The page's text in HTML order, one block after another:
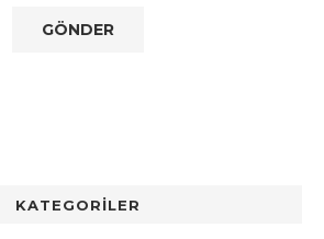
KATEGORİLER